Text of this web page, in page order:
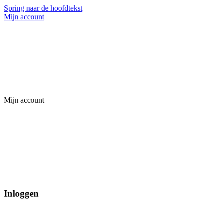
Spring naar de hoofdtekst
Mijn account
Mijn account
Inloggen